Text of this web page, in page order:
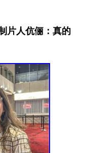
片人伉俪：真的